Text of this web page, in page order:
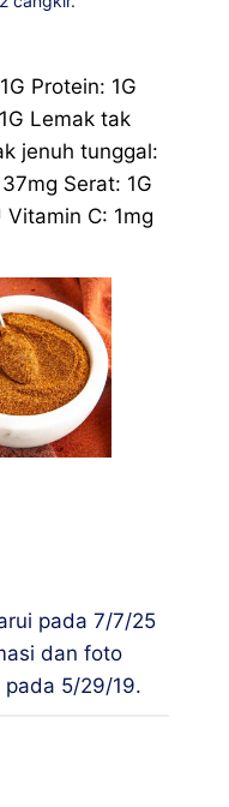
1G Protein: 1G
1G Lemak tak
jenuh tunggal:
37mg Serat: 1G
Vitamin C: 1mg
pada 7/7/25
dan foto
5/29/19.